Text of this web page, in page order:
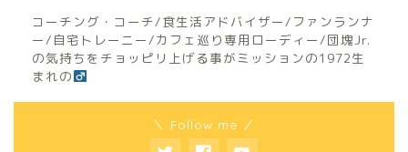
コーチング・コーチ/食生活アドバイザー/ファンランナ
ー/自宅トレーニー/カフェ巡り専用ローディー/団塊Jr.
の気持ちをチョッピリ上げる事がミッションの1972生
まれの
＼ Follow me ／